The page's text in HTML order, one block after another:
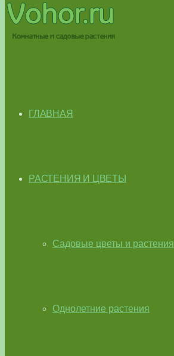
ГЛАВНАЯ
РАСТЕНИЯ И ЦВЕТЫ
Садовые цветы и растения
Однолетние растения